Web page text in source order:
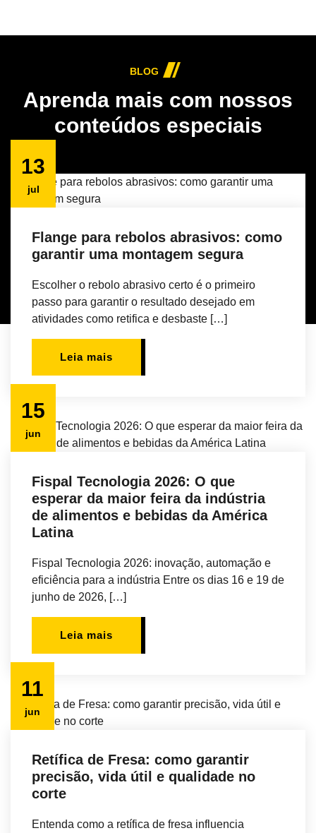
BLOG
Aprenda mais com nossos
conteúdos especiais
13
jul
Flange para rebolos abrasivos: como
garantir uma montagem segura
Escolher o rebolo abrasivo certo é o primeiro
passo para garantir o resultado desejado em
atividades como retifica e desbaste […]
Leia mais
15
jun
Fispal Tecnologia 2026: O que
esperar da maior feira da indústria
de alimentos e bebidas da América
Latina
Fispal Tecnologia 2026: inovação, automação e
eficiência para a indústria Entre os dias 16 e 19 de
junho de 2026, […]
Leia mais
11
jun
Retífica de Fresa: como garantir
precisão, vida útil e qualidade no
corte
Entenda como a retífica de fresa influencia